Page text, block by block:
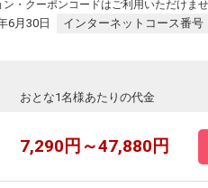
・クーポンコードはご利用いただけま
6月30日 インターネットコース番号
おとな1名様あたりの代金
7,290円～47,880円